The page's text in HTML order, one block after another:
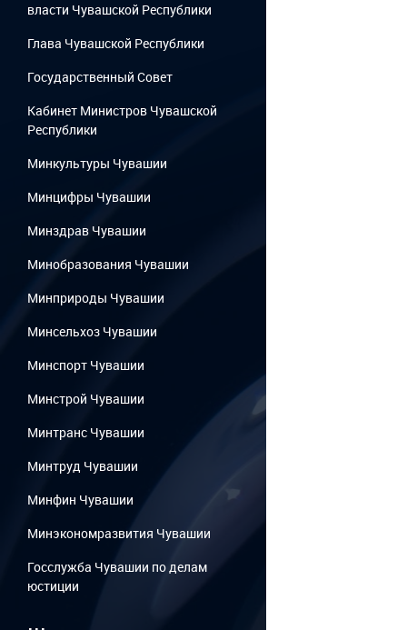
власти Чувашской Республики
Глава Чувашской Республики
Государственный Cовет
Кабинет Министров Чувашской
Республики
Минкультуры Чувашии
Минцифры Чувашии
Минздрав Чувашии
Минобразования Чувашии
Минприроды Чувашии
Минсельхоз Чувашии
Минспорт Чувашии
Минстрой Чувашии
Минтранс Чувашии
Минтруд Чувашии
Минфин Чувашии
Минэкономразвития Чувашии
Госслужба Чувашии по делам
юстиции
...